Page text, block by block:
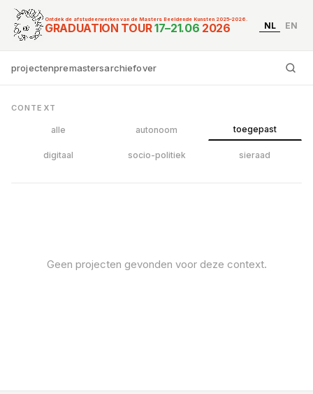
Graduation Tour
Ontdek de afstudeerwerken van de Masters Beeldende Kunsten 2025–2026.
GRADUATION TOUR17–21.06 2026 NL EN
projectenpremastersarchiefover
CONTEXT
alle autonoom toegepast
digitaal socio-politiek sieraad
Geen projecten gevonden voor deze context.